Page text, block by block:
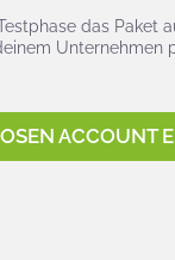
das Paket
Unternehmen
ACCOUNT